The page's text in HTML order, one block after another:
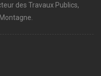
des Travaux Publics,